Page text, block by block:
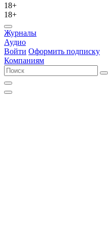
18+
18+
Журналы
Аудио
Войти Оформить подписку
Компаниям